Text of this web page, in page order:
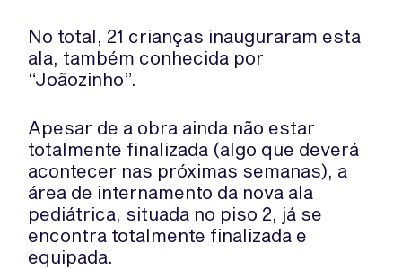
No total, 21 crianças inauguraram esta
ala, também conhecida por
“Joãozinho”.
Apesar de a obra ainda não estar
totalmente finalizada (algo que deverá
acontecer nas próximas semanas), a
área de internamento da nova ala
pediátrica, situada no piso 2, já se
encontra totalmente finalizada e
equipada.